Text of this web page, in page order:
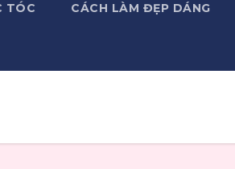
TÓC CÁCH LÀM ĐẸP DÁNG